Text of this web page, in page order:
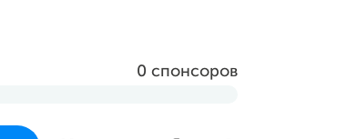
0 спонсоров